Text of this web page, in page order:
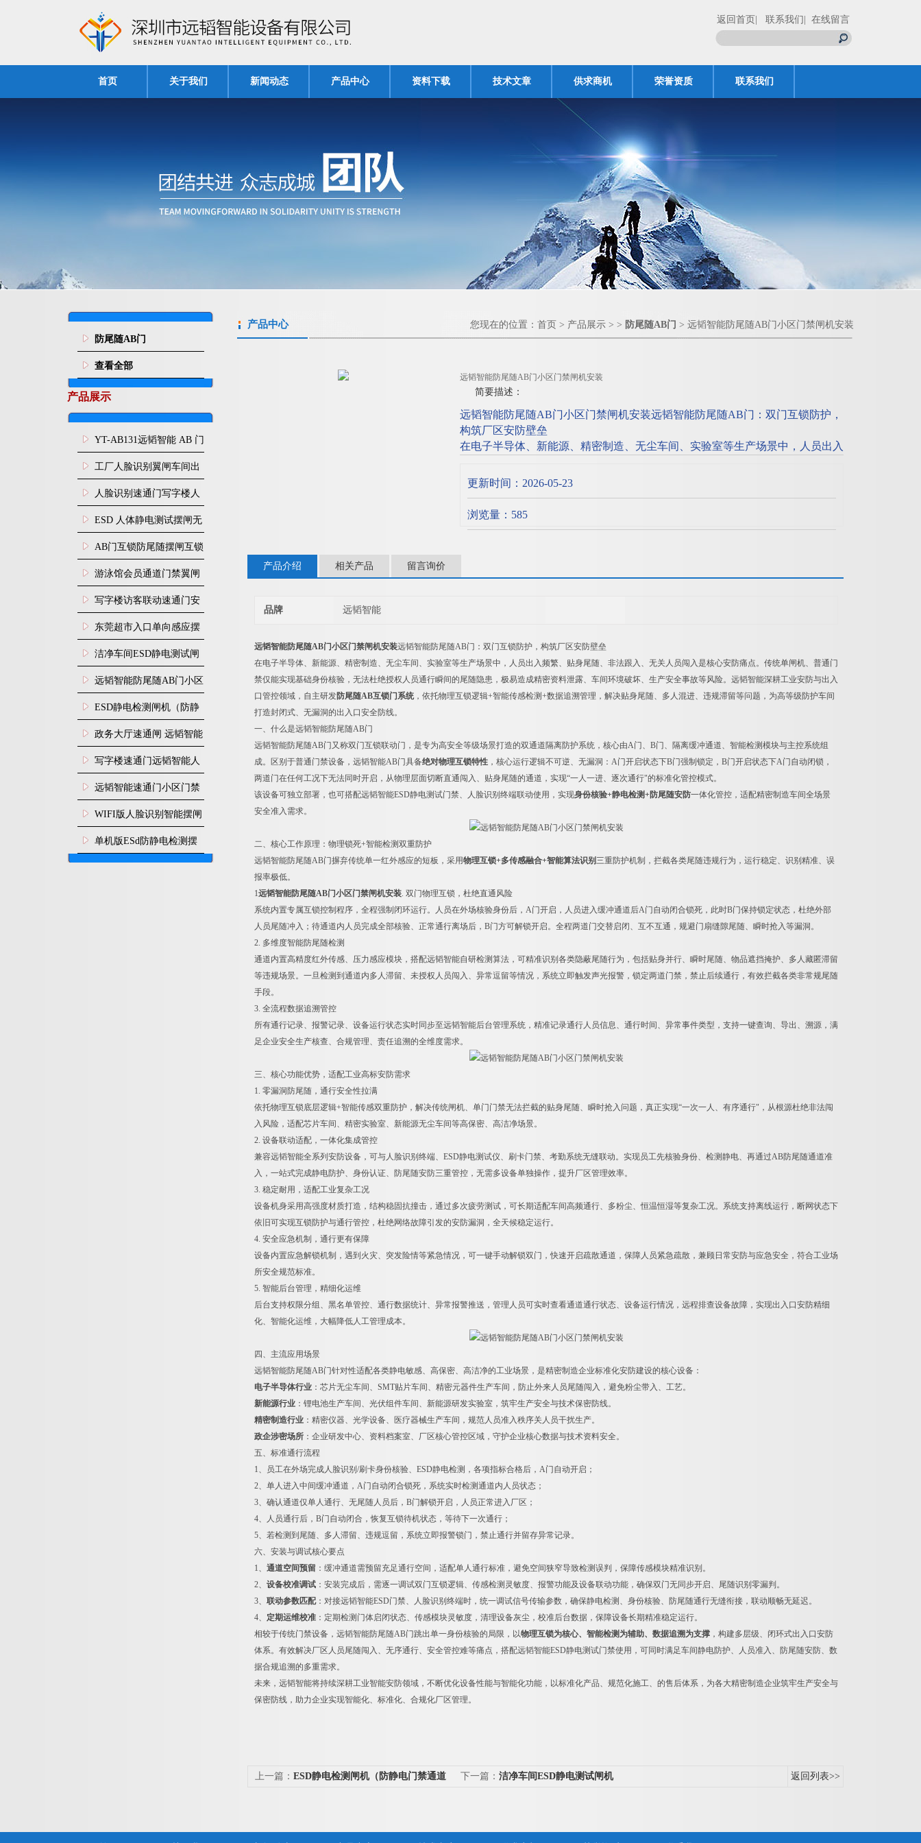
返回首页 | 联系我们 | 在线留言
首页 关于我们 新闻动态 产品中心 资料下载 技术文章 供求商机 荣誉资质 联系我们
防尾随AB门
查看全部
产品展示
YT-AB131远韬智能 AB 门
闸机双通道互锁防尾随闸
机
工厂人脸识别翼闸车间出
入口人行通道门禁
人脸识别速通门写字楼人
行通道闸门禁设备
ESD 人体静电测试摆闸无
尘车间防静电闸机
AB门互锁防尾随摆闸互锁
闸机
游泳馆会员通道门禁翼闸
写字楼访客联动速通门安
装
东莞超市入口单向感应摆
闸安装
洁净车间ESD静电测试闸
机
远韬智能防尾随AB门小区
门禁闸机安装
​ESD静电检测闸机（防静
电门禁通道系统）
政务大厅速通闸 远韬智能
防尾随静音速通门
写字楼速通门远韬智能人
脸识别快速通道闸
远韬智能速通门小区门禁
闸机食堂消费摆闸
WIFI版人脸识别智能摆闸
机
单机版ESd防静电检测摆
闸机
产品中心 您现在的位置： 首页 > 产品展示 > > 防尾随AB门 > 远韬智能防尾随AB门小区门禁闸机安装
远韬智能防尾随AB门小区门禁闸机安装
简要描述：
远韬智能防尾随AB门小区门禁闸机安装远韬智能防尾随AB门：双门互锁防护，
构筑厂区安防壁垒
在电子半导体、新能源、精密制造、无尘车间、实验室等生产场景中，人员出入
门禁仅能实现基础身份核验，无法杜绝授权人员通行瞬间的尾随隐患，极易造成
出入口管控领域，自主研发防尾随
更新时间：2026-05-23
浏览量：585
产品介绍 相关产品 留言询价
品牌 远韬智能
远韬智能防尾随AB门小区门禁闸机安装远韬智能防尾随AB门：双门互锁防护，构筑厂区安防壁垒
在电子半导体、新能源、精密制造、无尘车间、实验室等生产场景中，人员出入频繁、贴身尾随、非法跟入、无关人员闯入是核心安防痛点。传统单闸机、普通门
禁仅能实现基础身份核验，无法杜绝授权人员通行瞬间的尾随隐患，极易造成精密资料泄露、车间环境破坏、生产安全事故等风险。远韬智能深耕工业安防与出入
口管控领域，自主研发防尾随AB互锁门系统 ，依托物理互锁逻辑+智能传感检测+数据追溯管理，解决贴身尾随、多人混进、违规滞留等问题，为高等级防护车间
打造封闭式、无漏洞的出入口安全防线。
一、什么是远韬智能防尾随AB门
远韬智能防尾随AB门又称双门互锁联动门，是专为高安全等级场景打造的双通道隔离防护系统，核心由A门、B门、隔离缓冲通道、智能检测模块与主控系统组
成。区别于普通门禁设备，远韬智能AB门具备绝对物理互锁特性 ，核心运行逻辑不可逆、无漏洞：A门开启状态下B门强制锁定，B门开启状态下A门自动闭锁，
两道门在任何工况下无法同时开启，从物理层面切断直通闯入、贴身尾随的通道，实现“一人一进、逐次通行"的标准化管控模式。
该设备可独立部署，也可搭配远韬智能ESD静电测试门禁、人脸识别终端联动使用，实现身份核验+静电检测+防尾随安防一体化管控，适配精密制造车间全场景
安全准入需求。
二、核心工作原理：物理锁死+智能检测双重防护
远韬智能防尾随AB门摒弃传统单一红外感应的短板，采用物理互锁+多传感融合+智能算法识别三重防护机制，拦截各类尾随违规行为，运行稳定、识别精准、误
报率极低。
1远韬智能防尾随AB门小区门禁闸机安装. 双门物理互锁，杜绝直通风险
系统内置专属互锁控制程序，全程强制闭环运行。人员在外场核验身份后，A门开启，人员进入缓冲通道后A门自动闭合锁死，此时B门保持锁定状态，杜绝外部
人员尾随冲入；待通道内人员完成全部核验、正常通行离场后，B门方可解锁开启。全程两道门交替启闭、互不互通，规避门扇缝隙尾随、瞬时抢入等漏洞。
2. 多维度智能防尾随检测
通道内置高精度红外传感、压力感应模块，搭配远韬智能自研检测算法，可精准识别各类隐蔽尾随行为，包括贴身并行、瞬时尾随、物品遮挡掩护、多人藏匿滞留
等违规场景。一旦检测到通道内多人滞留、未授权人员闯入、异常逗留等情况，系统立即触发声光报警，锁定两道门禁，禁止后续通行，有效拦截各类非常规尾随
手段。
3. 全流程数据追溯管控
所有通行记录、报警记录、设备运行状态实时同步至远韬智能后台管理系统，精准记录通行人员信息、通行时间、异常事件类型，支持一键查询、导出、溯源，满
足企业安全生产核查、合规管理、责任追溯的全维度需求。
三、核心功能优势，适配工业高标安防需求
1. 零漏洞防尾随，通行安全性拉满
依托物理互锁底层逻辑+智能传感双重防护，解决传统闸机、单门门禁无法拦截的贴身尾随、瞬时抢入问题，真正实现“一次一人、有序通行"，从根源杜绝非法闯
入风险，适配芯片车间、精密实验室、新能源无尘车间等高保密、高洁净场景。
2. 设备联动适配，一体化集成管控
兼容远韬智能全系列安防设备，可与人脸识别终端、ESD静电测试仪、刷卡门禁、考勤系统无缝联动。实现员工先核验身份、检测静电、再通过AB防尾随通道准
入，一站式完成静电防护、身份认证、防尾随安防三重管控，无需多设备单独操作，提升厂区管理效率。
3. 稳定耐用，适配工业复杂工况
设备机身采用高强度材质打造，结构稳固抗撞击，通过多次疲劳测试，可长期适配车间高频通行、多粉尘、恒温恒湿等复杂工况。系统支持离线运行，断网状态下
依旧可实现互锁防护与通行管控，杜绝网络故障引发的安防漏洞，全天候稳定运行。
4. 安全应急机制，通行更有保障
设备内置应急解锁机制，遇到火灾、突发险情等紧急情况，可一键手动解锁双门，快速开启疏散通道，保障人员紧急疏散，兼顾日常安防与应急安全，符合工业场
所安全规范标准。
5. 智能后台管理，精细化运维
后台支持权限分组、黑名单管控、通行数据统计、异常报警推送，管理人员可实时查看通道通行状态、设备运行情况，远程排查设备故障，实现出入口安防精细
化、智能化运维，大幅降低人工管理成本。
四、主流应用场景
远韬智能防尾随AB门针对性适配各类静电敏感、高保密、高洁净的工业场景，是精密制造企业标准化安防建设的核心设备：
电子半导体行业 ：芯片无尘车间、SMT贴片车间、精密元器件生产车间，防止外来人员尾随闯入，避免粉尘带入、工艺。
新能源行业 ：锂电池生产车间、光伏组件车间、新能源研发实验室，筑牢生产安全与技术保密防线。
精密制造行业 ：精密仪器、光学设备、医疗器械生产车间，规范人员准入秩序关人员干扰生产。
政企涉密场所 ：企业研发中心、资料档案室、厂区核心管控区域，守护企业核心数据与技术资料安全。
五、标准通行流程
1、员工在外场完成人脸识别/刷卡身份核验、ESD静电检测，各项指标合格后，A门自动开启；
2、单人进入中间缓冲通道，A门自动闭合锁死，系统实时检测通道内人员状态；
3、确认通道仅单人通行、无尾随人员后，B门解锁开启，人员正常进入厂区；
4、人员通行后，B门自动闭合，恢复互锁待机状态，等待下一次通行；
5、若检测到尾随、多人滞留、违规逗留，系统立即报警锁门，禁止通行并留存异常记录。
六、安装与调试核心要点
1、 通道空间预留 ：缓冲通道需预留充足通行空间，适配单人通行标准，避免空间狭窄导致检测误判，保障传感模块精准识别。
2、 设备校准调试 ：安装完成后，需逐一调试双门互锁逻辑、传感检测灵敏度、报警功能及设备联动功能，确保双门无同步开启、尾随识别零漏判。
3、 联动参数匹配：对接远韬智能ESD门禁、人脸识别终端时，统一调试信号传输参数，确保静电检测、身份核验、防尾随通行无缝衔接，联动顺畅无延迟。
4、 定期运维校准 ：定期检测门体启闭状态、传感模块灵敏度，清理设备灰尘，校准后台数据，保障设备长期精准稳定运行。
相较于传统门禁设备，远韬智能防尾随AB门跳出单一身份核验的局限，以物理互锁为核心、智能检测为辅助、数据追溯为支撑 ，构建多层级、闭环式出入口安防
体系。有效解决厂区人员尾随闯入、无序通行、安全管控难等痛点，搭配远韬智能ESD静电测试门禁使用，可同时满足车间静电防护、人员准入、防尾随安防、数
据合规追溯的多重需求。
未来，远韬智能将持续深耕工业智能安防领域，不断优化设备性能与智能化功能，以标准化产品、规范化施工、的售后体系，为各大精密制造企业筑牢生产安全与
保密防线，助力企业实现智能化、标准化、合规化厂区管理。
上一篇： ​ESD静电检测闸机（防静电门禁通道
下一篇： 洁净车间ESD静电测试闸机 返回列表>>